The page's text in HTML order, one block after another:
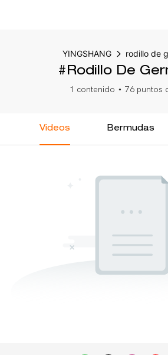
YINGSHANG rodillo de
#rodillo De
1 contenido 76 puntos
Videos Bermudas